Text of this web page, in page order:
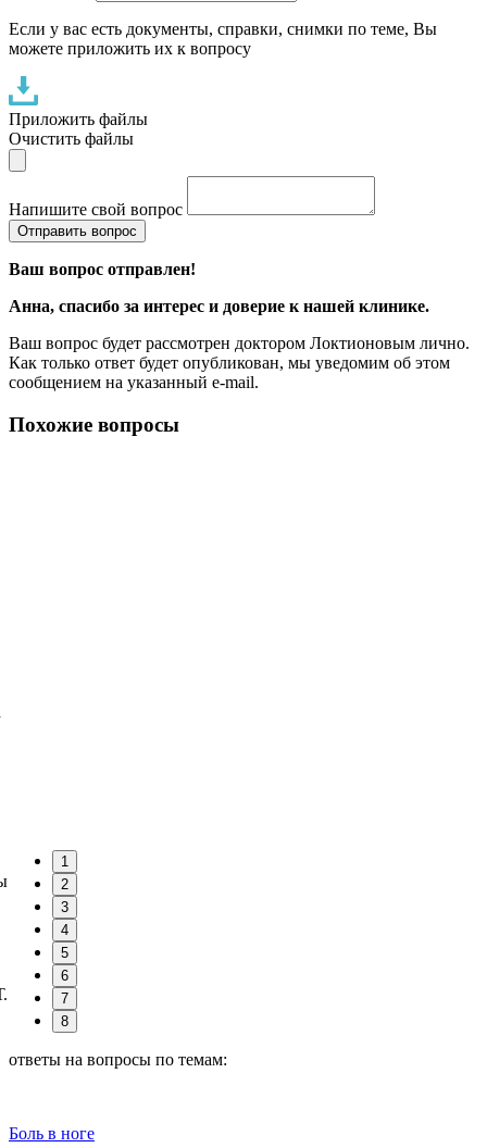
Если у вас есть документы, справки, снимки по теме, Вы
можете приложить их к вопросу
Приложить файлы
Очистить файлы
Напишите свой вопрос
Отправить вопрос
Ваш вопрос отправлен!
Анна, спасибо за интерес и доверие к нашей клинике.
Ваш вопрос будет рассмотрен доктором Локтионовым лично.
Как только ответ будет опубликован, мы уведомим об этом
сообщением на указанный e-mail.
Похожие вопросы
1
2
3
4
5
6
7
8
ответы на вопросы по темам:
Боль в ноге